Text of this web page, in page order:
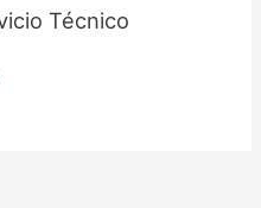
Técnico